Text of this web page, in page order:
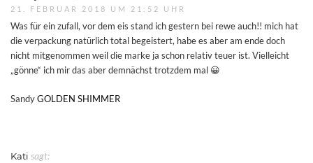
21. FEBRUAR 2018 UM 21:52 UHR
Was für ein zufall, vor dem eis stand ich gestern bei rewe auch!! mich hat
die verpackung natürlich total begeistert, habe es aber am ende doch
nicht mitgenommen weil die marke ja schon relativ teuer ist. Vielleicht
„gönne“ ich mir das aber demnächst trotzdem mal 😀
Sandy GOLDEN SHIMMER
Kati sagt: